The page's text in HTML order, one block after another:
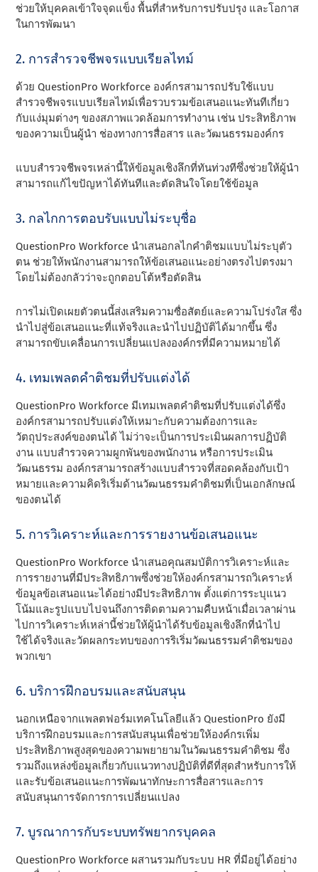
ช่วยให้บุคคลเข้าใจจุดแข็ง พื้นที่สําหรับการปรับปรุง และโอกาส
ในการพัฒนา
2. การสํารวจชีพจรแบบเรียลไทม์
ด้วย QuestionPro Workforce องค์กรสามารถปรับใช้แบบ
สํารวจชีพจรแบบเรียลไทม์เพื่อรวบรวมข้อเสนอแนะทันทีเกี่ยว
กับแง่มุมต่างๆ ของสภาพแวดล้อมการทํางาน เช่น ประสิทธิภาพ
ของความเป็นผู้นํา ช่องทางการสื่อสาร และวัฒนธรรมองค์กร
แบบสํารวจชีพจรเหล่านี้ให้ข้อมูลเชิงลึกที่ทันท่วงทีซึ่งช่วยให้ผู้นํา
สามารถแก้ไขปัญหาได้ทันทีและตัดสินใจโดยใช้ข้อมูล
3. กลไกการตอบรับแบบไม่ระบุชื่อ
QuestionPro Workforce นําเสนอกลไกคําติชมแบบไม่ระบุตัว
ตน ช่วยให้พนักงานสามารถให้ข้อเสนอแนะอย่างตรงไปตรงมา
โดยไม่ต้องกลัวว่าจะถูกตอบโต้หรือตัดสิน
การไม่เปิดเผยตัวตนนี้ส่งเสริมความซื่อสัตย์และความโปร่งใส ซึ่ง
นําไปสู่ข้อเสนอแนะที่แท้จริงและนําไปปฏิบัติได้มากขึ้น ซึ่ง
สามารถขับเคลื่อนการเปลี่ยนแปลงองค์กรที่มีความหมายได้
4. เทมเพลตคําติชมที่ปรับแต่งได้
QuestionPro Workforce มีเทมเพลตคําติชมที่ปรับแต่งได้ซึ่ง
องค์กรสามารถปรับแต่งให้เหมาะกับความต้องการและ
วัตถุประสงค์ของตนได้ ไม่ว่าจะเป็นการประเมินผลการปฏิบัติ
งาน แบบสํารวจความผูกพันของพนักงาน หรือการประเมิน
วัฒนธรรม องค์กรสามารถสร้างแบบสํารวจที่สอดคล้องกับเป้า
หมายและความคิดริเริ่มด้านวัฒนธรรมคําติชมที่เป็นเอกลักษณ์
ของตนได้
5. การวิเคราะห์และการรายงานข้อเสนอแนะ
QuestionPro Workforce นําเสนอคุณสมบัติการวิเคราะห์และ
การรายงานที่มีประสิทธิภาพซึ่งช่วยให้องค์กรสามารถวิเคราะห์
ข้อมูลข้อเสนอแนะได้อย่างมีประสิทธิภาพ ตั้งแต่การระบุแนว
โน้มและรูปแบบไปจนถึงการติดตามความคืบหน้าเมื่อเวลาผ่าน
ไปการวิเคราะห์เหล่านี้ช่วยให้ผู้นําได้รับข้อมูลเชิงลึกที่นําไป
ใช้ได้จริงและวัดผลกระทบของการริเริ่มวัฒนธรรมคําติชมของ
พวกเขา
6. บริการฝึกอบรมและสนับสนุน
นอกเหนือจากแพลตฟอร์มเทคโนโลยีแล้ว QuestionPro ยังมี
บริการฝึกอบรมและการสนับสนุนเพื่อช่วยให้องค์กรเพิ่ม
ประสิทธิภาพสูงสุดของความพยายามในวัฒนธรรมคําติชม ซึ่ง
รวมถึงแหล่งข้อมูลเกี่ยวกับแนวทางปฏิบัติที่ดีที่สุดสําหรับการให้
และรับข้อเสนอแนะการพัฒนาทักษะการสื่อสารและการ
สนับสนุนการจัดการการเปลี่ยนแปลง
7. บูรณาการกับระบบทรัพยากรบุคคล
QuestionPro Workforce ผสานรวมกับระบบ HR ที่มีอยู่ได้อย่าง